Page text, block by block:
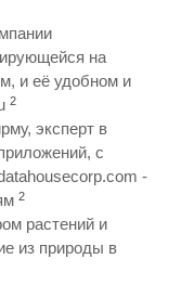
на
и её удобном и
2
эксперт в
с
-
2
растений и
из природы в